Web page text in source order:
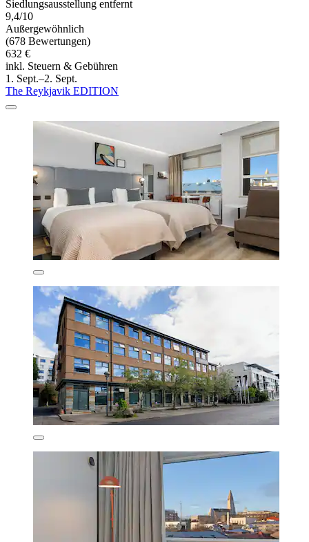
Siedlungsausstellung entfernt
9,4/10
Außergewöhnlich
(678 Bewertungen)
632 €
inkl. Steuern & Gebühren
1. Sept.–2. Sept.
The Reykjavik EDITION